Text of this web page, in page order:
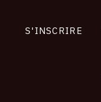
S'INSCRIRE